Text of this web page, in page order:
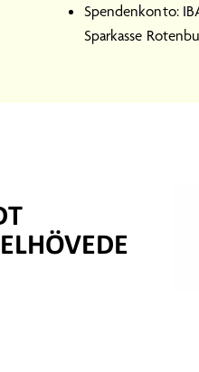
Spendenkonto:
Sparkasse